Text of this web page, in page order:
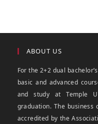
ABOUT US
For the 2+2 dual
basic and advanced
and study at Temple
graduation. The business
accredited by the